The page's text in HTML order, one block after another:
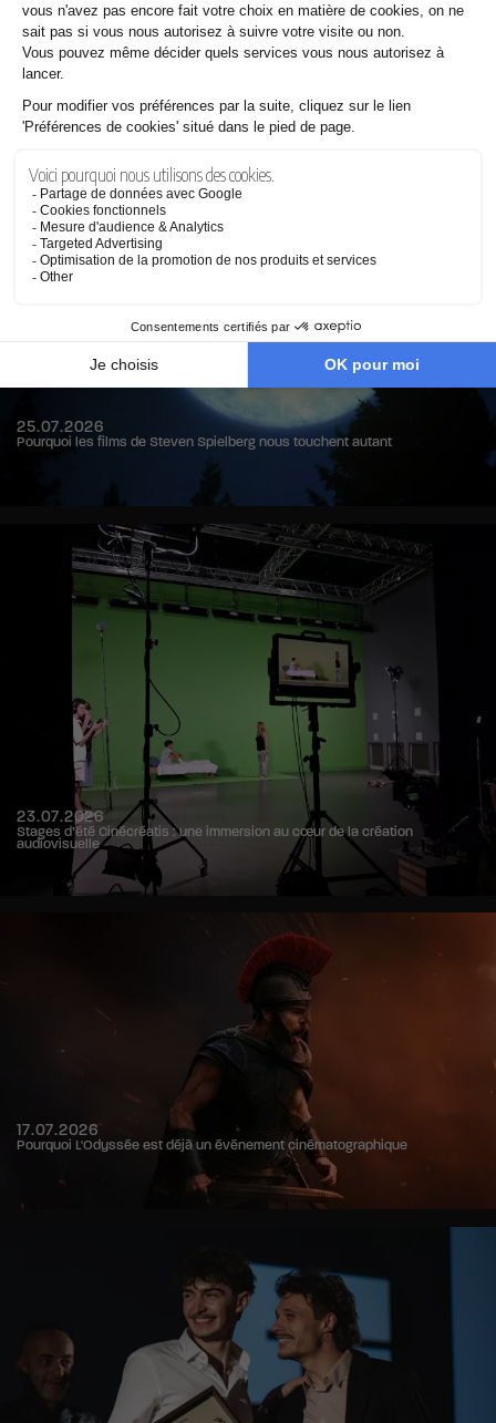
29.07.2026
Truqueurs
25.07.2026
Pourquoi les films de Steven Spielberg nous touchent autant
23.07.2026
Stages d’été Cinécréatis : une immersion au cœur de la création
audiovisuelle
17.07.2026
Pourquoi L'Odyssée est déjà un événement cinématographique